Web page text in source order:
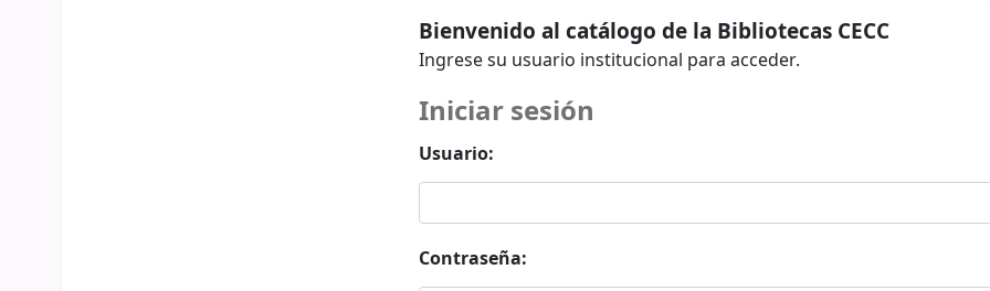
Bienvenido al catálogo de la Bibliotecas CECC
Ingrese su usuario institucional para acceder.
Iniciar sesión
Usuario:
Contraseña: